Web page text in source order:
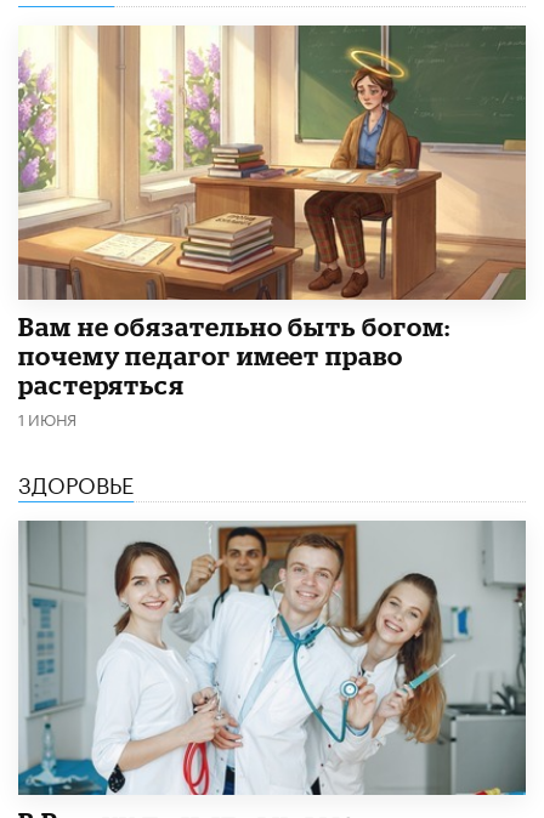
​Вам не обязательно быть богом:
почему педагог имеет право
растеряться
1 ИЮНЯ
ЗДОРОВЬЕ